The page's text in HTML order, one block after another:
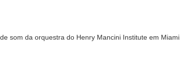
som da orquestra do Henry Mancini Institute em Miami.